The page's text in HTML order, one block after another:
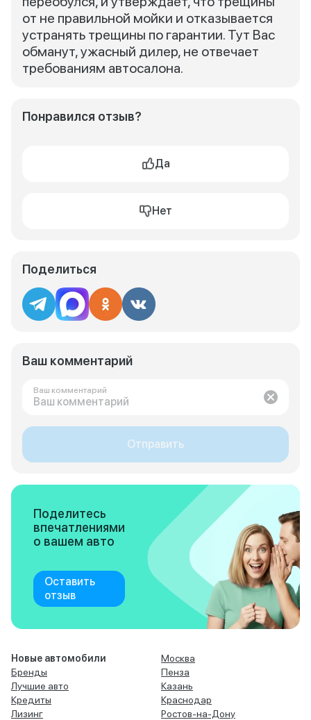
от не правильной мойки и отказывается
устранять трещины по гарантии. Тут Вас
обманут, ужасный дилер, не отвечает
требованиям автосалона.
Понравился отзыв?
Да
Нет
Поделиться
Ваш комментарий
Ваш комментарий
Отправить
Поделитесь
впечатлениями
о вашем авто
Оставить
отзыв
Новые автомобили
Бренды
Лучшие авто
Кредиты
Лизинг
Москва
Пенза
Казань
Краснодар
Ростов-на-Дону